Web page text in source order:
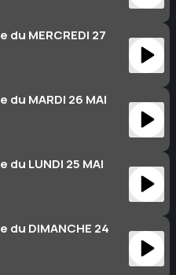
MERCREDI 27
MARDI 26 MAI
LUNDI 25 MAI
DIMANCHE 24